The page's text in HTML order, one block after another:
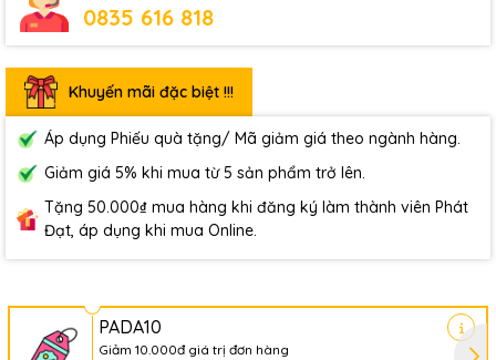
0835 616 818
Khuyến mãi đặc biệt !!!
Áp dụng Phiếu quà tặng/ Mã giảm giá theo ngành hàng.
Giảm giá 5% khi mua từ 5 sản phẩm trở lên.
Tặng 50.000₫ mua hàng khi đăng ký làm thành viên Phát
Đạt, áp dụng khi mua Online.
PADA10
Giảm 10.000đ giá trị đơn hàng